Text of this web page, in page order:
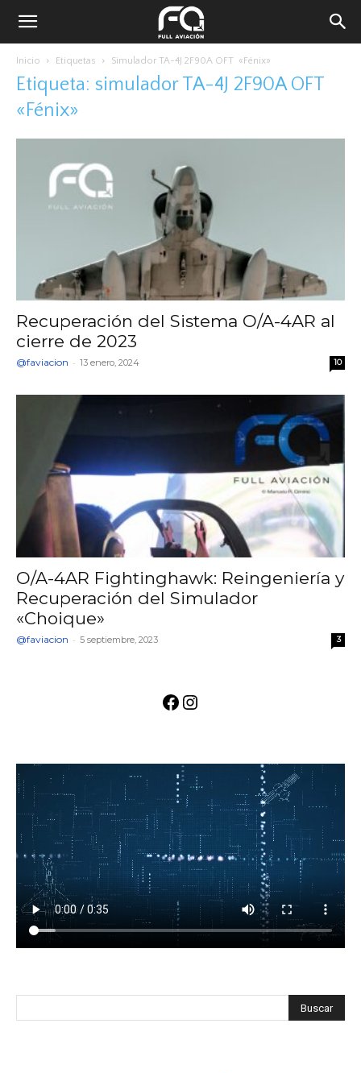
Inicio Etiquetas Simulador TA-4J 2F90A OFT «Fénix»
Etiqueta: simulador TA-4J 2F90A OFT
«Fénix»
Recuperación del Sistema O/A-4AR al
cierre de 2023
@faviacion - 13 enero, 2024 10
O/A-4AR Fightinghawk: Reingeniería y
Recuperación del Simulador
«Choique»
@faviacion - 5 septiembre, 2023 3
Facebook
Instagram